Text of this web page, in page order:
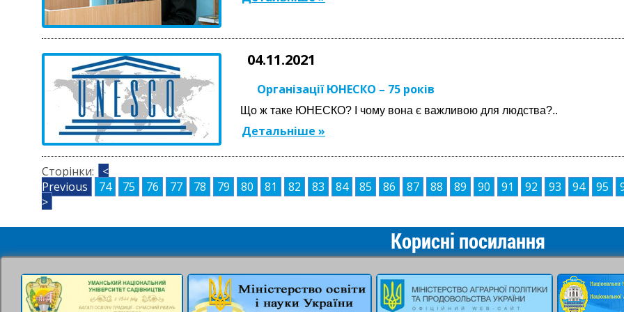
04.11.2021
Організації ЮНЕСКО – 75 років
Що ж таке ЮНЕСКО? І чому вона є важливою для людства?..
Детальніше »
Сторінки:
<
Previous
74 75 76 77 78 79 80 81 82 83 84 85 86 87 88 89 90 91 92 93 94 95
>
Корисні посилання